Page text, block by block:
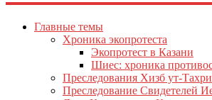
Главные темы
Хроника экопротеста
Экопротест в Казани
Шиес: хроника
Преследования Хизб ут-
Преследование Свидетелей